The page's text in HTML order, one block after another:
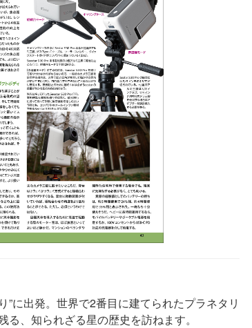
に出発。世界で2番目に建てられたプラネタリ
、知られざる星の歴史を訪ねます。